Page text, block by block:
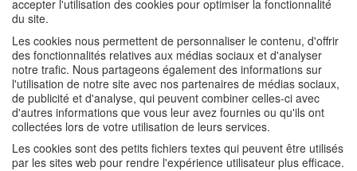
accepter l'utilisation des cookies pour optimiser la fonctionnalité
du site.
Les cookies nous permettent de personnaliser le contenu, d'offrir
des fonctionnalités relatives aux médias sociaux et d'analyser
notre trafic. Nous partageons également des informations sur
l'utilisation de notre site avec nos partenaires de médias sociaux,
de publicité et d'analyse, qui peuvent combiner celles-ci avec
d'autres informations que vous leur avez fournies ou qu'ils ont
collectées lors de votre utilisation de leurs services.
Les cookies sont des petits fichiers textes qui peuvent être utilisés
par les sites web pour rendre l'expérience utilisateur plus efficace.